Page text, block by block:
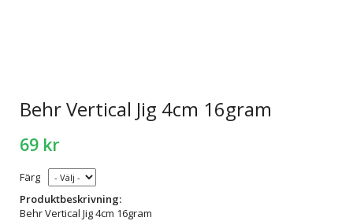
Behr Vertical Jig 4cm 16gram
69 kr
Färg
Produktbeskrivning:
Behr Vertical Jig 4cm 16gram